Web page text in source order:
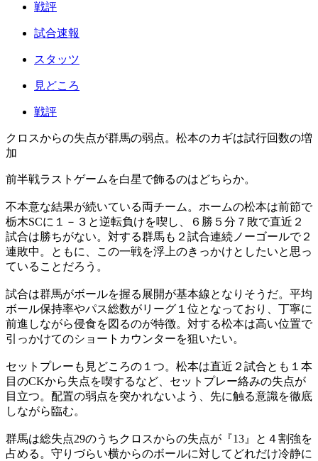
戦評
試合速報
スタッツ
見どころ
戦評
クロスからの失点が群馬の弱点。松本のカギは試行回数の増
加
前半戦ラストゲームを白星で飾るのはどちらか。
不本意な結果が続いている両チーム。ホームの松本は前節で
栃木SCに１－３と逆転負けを喫し、６勝５分７敗で直近２
試合は勝ちがない。対する群馬も２試合連続ノーゴールで２
連敗中。ともに、この一戦を浮上のきっかけとしたいと思っ
ていることだろう。
試合は群馬がボールを握る展開が基本線となりそうだ。平均
ボール保持率やパス総数がリーグ１位となっており、丁寧に
前進しながら侵食を図るのが特徴。対する松本は高い位置で
引っかけてのショートカウンターを狙いたい。
セットプレーも見どころの１つ。松本は直近２試合とも１本
目のCKから失点を喫するなど、セットプレー絡みの失点が
目立つ。配置の弱点を突かれないよう、先に触る意識を徹底
しながら臨む。
群馬は総失点29のうちクロスからの失点が『13』と４割強を
占める。守りづらい横からのボールに対してどれだけ冷静に